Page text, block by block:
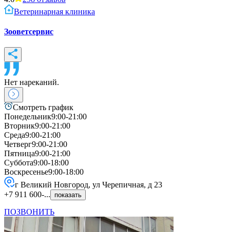
Ветеринарная клиника
Зооветсервис
Нет нареканий.
Смотреть график
Понедельник9:00-21:00
Вторник9:00-21:00
Среда9:00-21:00
Четверг9:00-21:00
Пятница9:00-21:00
Суббота9:00-18:00
Воскресенье9:00-18:00
г Великий Новгород, ул Черепичная, д 23
+7 911 600-...
показать
ПОЗВОНИТЬ